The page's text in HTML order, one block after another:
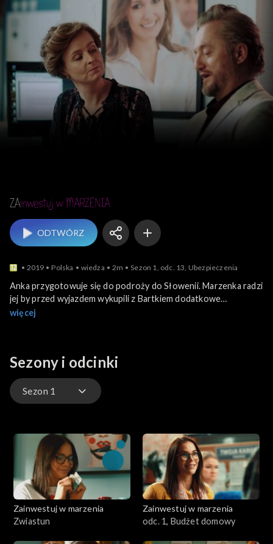
Zainwestuj w marzenia
ODTWÓRZ
2019 Polska wiedza 2m Sezon 1, odc. 13, Ubezpieczenia
Anka przygotowuje się do podroży do Słowenii. Marzenka radzi
jej by przed wyjazdem wykupili z Bartkiem dodatkowe
ubezpieczenie.
więcej
Sezony i odcinki
Sezon 1
Sezon 2
Sezon 3
Zainwestuj w marzenia
Zwiastun
Zainwestuj w marzenia
odc. 1, Budżet domowy